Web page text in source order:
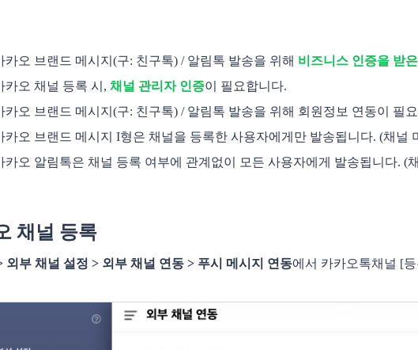
카오 브랜드 메시지(구: 친구톡) / 알림톡 발송을 위해 비즈니스 인증을 받
카오 채널 등록 시, 채널 관리자 인증이 필요합니다.
카오 브랜드 메시지(구: 친구톡) / 알림톡 발송을 위해 회원정보 연동이 필
카오 브랜드 메시지 I형은 채널을 등록한 사용자에게만 발송됩니다. (채널
카오 알림톡은 채널 등록 여부에 관계없이 모든 사용자에게 발송됩니다. (
채널 등록
외부 채널 설정 > 외부 채널 연동 > 푸시 메시지 연동에서 카카오톡채널 [